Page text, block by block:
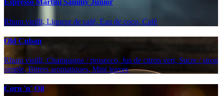
Espresso Martini Sammy Junior
Rhum vieilli, Liqueur de café, Eau de coco, Café
Old Cuban
Rhum vieilli, Champagne / prosecco, Jus de citron vert, Sucre / sirop
simple, Bitters aromatiques, Mint leaves
Corn 'n' Oil